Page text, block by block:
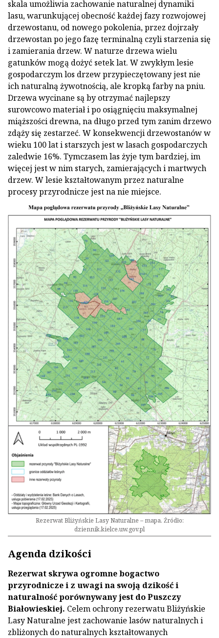
skala umożliwia zachowanie naturalnej dynamiki
lasu, warunkującej obecność każdej fazy rozwojowej
drzewostanu, od nowego pokolenia, przez dojrzały
drzewostan po jego fazę terminalną czyli starzenia się
i zamierania drzew. W naturze drzewa wielu
gatunków mogą dożyć setek lat. W zwykłym lesie
gospodarczym los drzew przypieczętowany jest nie
ich naturalną żywotnością, ale kropką farby na pniu.
Drzewa wycinane są by otrzymać najlepszy
surowcowo materiał i po osiągnięciu maksymalnej
miąższości drewna, na długo przed tym zanim drzewo
zdąży się zestarzeć. W konsekwencji drzewostanów w
wieku 100 lat i starszych jest w lasach gospodarczych
zaledwie 16%. Tymczasem las żyje tym bardziej, im
więcej jest w nim starych, zamierających i martwych
drzew. W lesie kształtowanym przez naturalne
procesy przyrodnicze jest na nie miejsce.
Rezerwat Bliżyńskie Lasy Naturalne – mapa. Źródło:
dziennik.kielce.uw.gov.pl
Agenda dzikości
Rezerwat skrywa ogromne bogactwo
przyrodnicze i z uwagi na swoją dzikość i
naturalność porównywany jest do Puszczy
Białowieskiej. Celem ochrony rezerwatu Bliżyńskie
Lasy Naturalne jest zachowanie lasów naturalnych i
zbliżonych do naturalnych kształtowanych